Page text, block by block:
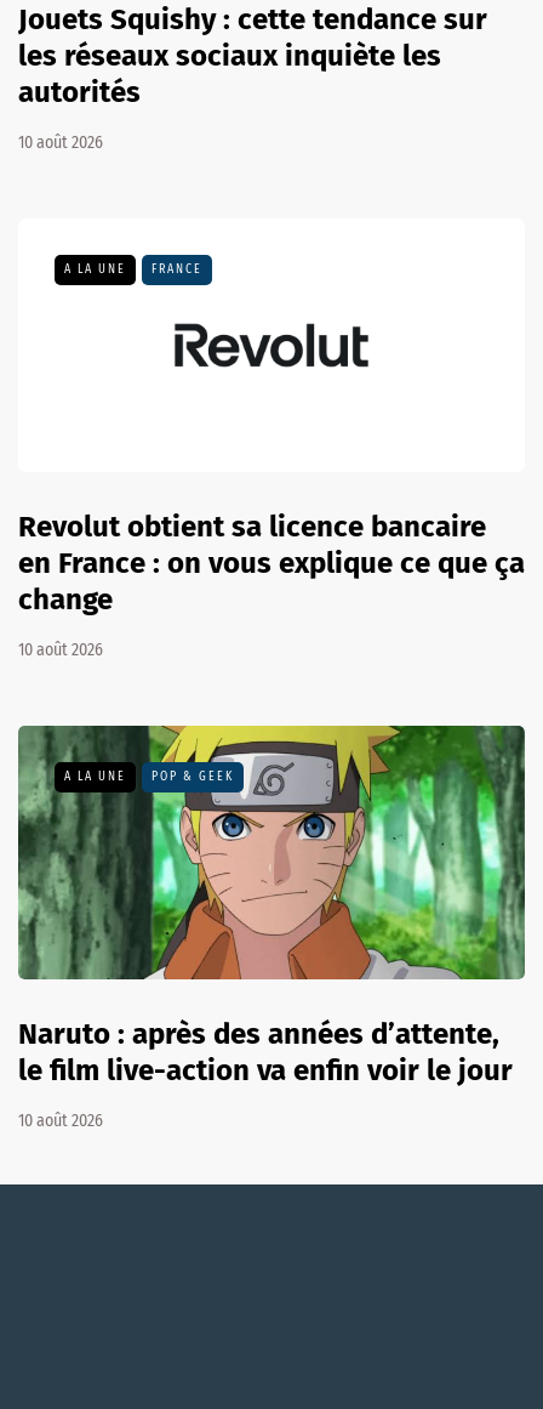
Jouets Squishy : cette tendance sur
les réseaux sociaux inquiète les
autorités
10 août 2026
A LA UNE FRANCE
Revolut obtient sa licence bancaire
en France : on vous explique ce que ça
change
10 août 2026
A LA UNE POP & GEEK
Naruto : après des années d’attente,
le film live-action va enfin voir le jour
10 août 2026